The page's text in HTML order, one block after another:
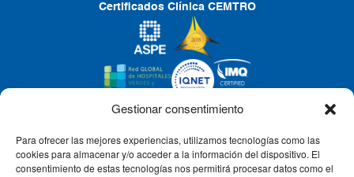
Gestionar consentimiento
Para ofrecer las mejores experiencias, utilizamos tecnologías como las
cookies para almacenar y/o acceder a la información del dispositivo. El
consentimiento de estas tecnologías nos permitirá procesar datos como el
Certificados Clínica CEMTRO
CLÍNICA CEMTRO